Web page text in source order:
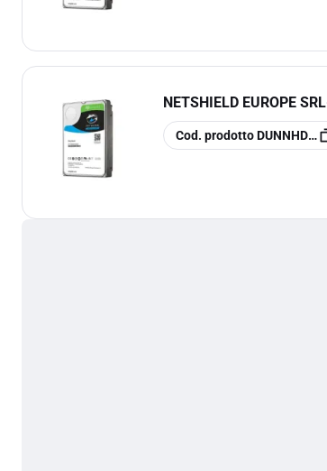
NETSHIELD EUROPE SRL
copia
Cod. prodotto DUNNHD-